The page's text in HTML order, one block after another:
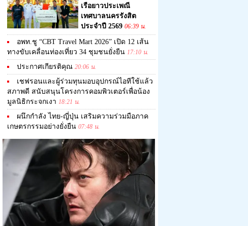
เรือยาวประเพณี
เทศบาลนครรังสิต
ประจำปี 2569 06:39 น.
อพท.ชู “CBT Travel Mart 2026” เปิด 12 เส้น
ทางขับเคลื่อนท่องเที่ยว 34 ชุมชนยั่งยืน 17:10 น.
ประกาศเกียรติคุณ 20:06 น.
เชฟรอนและผู้ร่วมทุนมอบอุปกรณ์ไอทีใช้แล้ว
สภาพดี สนับสนุนโครงการคอมพิวเตอร์เพื่อน้อง
มูลนิธิกระจกเงา 18:21 น.
ผนึกกำลัง ไทย-ญี่ปุ่น เสริมความร่วมมือภาค
เกษตรกรรมอย่างยั่งยืน 07:48 น.